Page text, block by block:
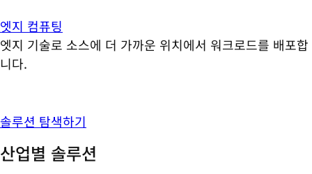
엣지 컴퓨팅
엣지 기술로 소스에 더 가까운 위치에서 워크로드를 배포합
니다.
솔루션 탐색하기
산업별 솔루션